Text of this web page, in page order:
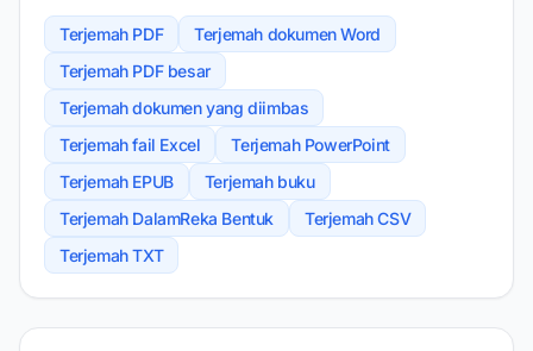
Terjemah PDF
Terjemah dokumen Word
Terjemah PDF besar
Terjemah dokumen yang diimbas
Terjemah fail Excel
Terjemah PowerPoint
Terjemah EPUB
Terjemah buku
Terjemah DalamReka Bentuk
Terjemah CSV
Terjemah TXT